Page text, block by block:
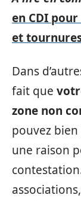
en CDI
et
Dans
fait que
zone non
pouvez
une raison